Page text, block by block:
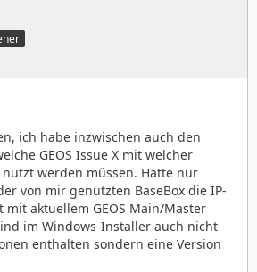
ich habe inzwischen auch den
GEOS Issue X mit welcher
nutzt werden müssen. Hatte nur
von mir genutzten BaseBox die IP-
aktuellem GEOS Main/Master
im Windows-Installer auch nicht
enthalten sondern eine Version